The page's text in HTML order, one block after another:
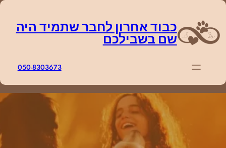
לדלג
לתוכן
כבוד אחרון לחבר שתמיד היה
שם בשבילכם
050-8303673